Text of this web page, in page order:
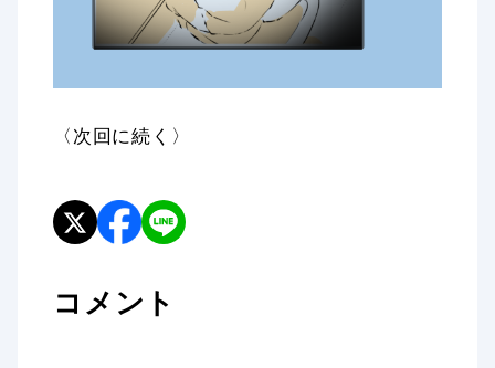
〈次回に続く〉
コメント